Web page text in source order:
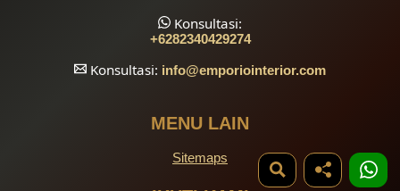
Konsultasi:
+6282340429274
Konsultasi: info@emporiointerior.com
MENU LAIN
Sitemaps